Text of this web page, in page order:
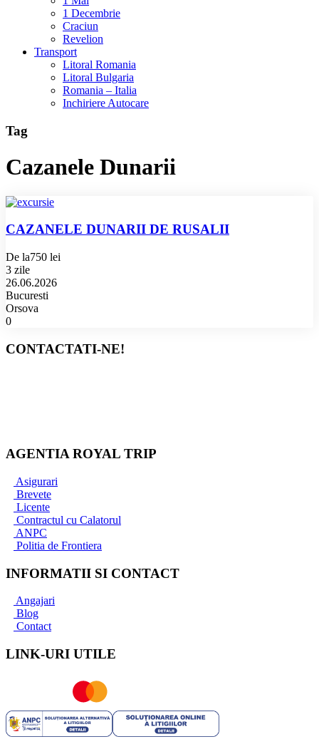
1 Decembrie
Craciun
Revelion
Transport
Litoral Romania
Litoral Bulgaria
Romania – Italia
Inchiriere Autocare
Tag
Cazanele Dunarii
CAZANELE DUNARII DE RUSALII
De la750 lei
3 zile
26.06.2026
Bucuresti
Orsova
0
CONTACTATI-NE!
AGENTIA ROYAL TRIP
Asigurari
Brevete
Licente
Contractul cu Calatorul
ANPC
Politia de Frontiera
INFORMATII SI CONTACT
Angajari
Blog
Contact
LINK-URI UTILE